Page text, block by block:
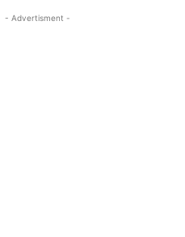
- Advertisment -